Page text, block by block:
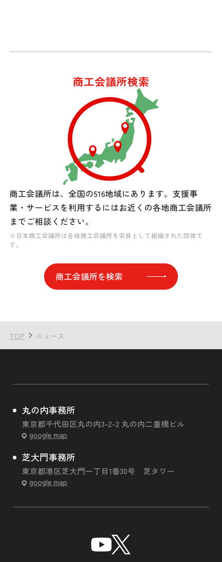
商工会議所検索
商工会議所は、全国の516地域にあります。 支援事
業・サービスを利用するにはお近くの各地商工会議所
までご相談ください。
※日本商工会議所は各地商工会議所を会員として組織された団体で
す。
商工会議所を検索
TOP ニュース
丸の内事務所
東京都千代田区丸の内3-2-2 丸の内二重橋ビル
google map
芝大門事務所
東京都港区芝大門一丁目1番30号 芝タワー
google map